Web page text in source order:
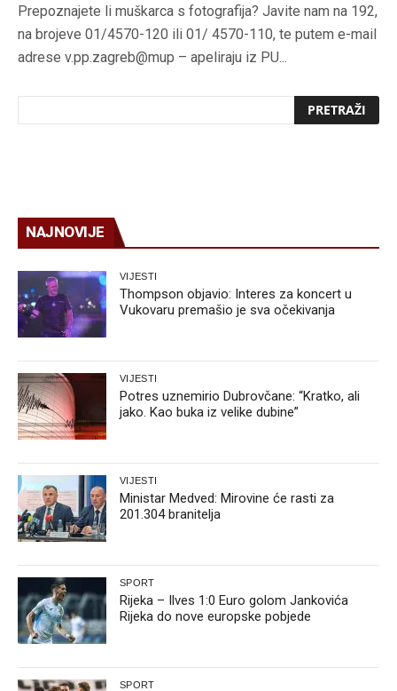
Prepoznajete li muškarca s fotografija? Javite nam na 192,
na brojeve 01/4570-120 ili 01/ 4570-110, te putem e-mail
adrese v.pp.zagreb@mup – apeliraju iz PU...
NAJNOVIJE
VIJESTI
Thompson objavio: Interes za koncert u
Vukovaru premašio je sva očekivanja
VIJESTI
Potres uznemirio Dubrovčane: “Kratko, ali
jako. Kao buka iz velike dubine”
VIJESTI
Ministar Medved: Mirovine će rasti za
201.304 branitelja
SPORT
Rijeka – Ilves 1:0 Euro golom Jankovića
Rijeka do nove europske pobjede
SPORT